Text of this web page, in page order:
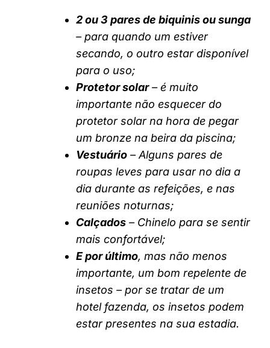
2 ou 3 pares de biquinis ou sunga
– para quando um estiver
secando, o outro estar disponível
para o uso;
Protetor solar– é muito
importante não esquecer do
protetor solar na hora de pegar
um bronze na beira da piscina;
Vestuário – Alguns pares de
roupas leves para usar no dia a
dia durante as refeições, e nas
reuniões noturnas;
Calçados – Chinelo para se sentir
mais confortável;
E por último, mas não menos
importante, um bom repelente de
insetos – por se tratar de um
hotel fazenda, os insetos podem
estar presentes na sua estadia.